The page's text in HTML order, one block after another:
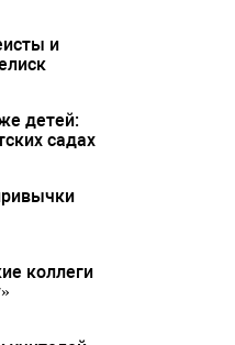
и
детей:
садах
коллеги